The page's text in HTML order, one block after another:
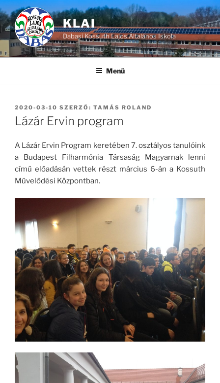
Tartalomhoz
KLAI
Dabasi Kossuth Lajos Általános Iskola
Menü
BEKÜLDVE:
2020-03-10 SZERZŐ: TAMÁS ROLAND
Lázár Ervin program
A Lázár Ervin Program keretében 7. osztályos tanulóink
a Budapest Filharmónia Társaság Magyarnak lenni
című előadásán vettek részt március 6-án a Kossuth
Művelődési Központban.